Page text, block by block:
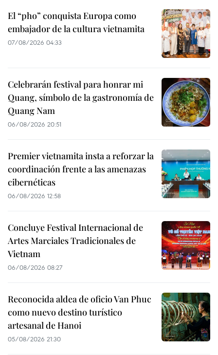
El “pho” conquista Europa como
embajador de la cultura vietnamita
07/08/2026 04:33
Celebrarán festival para honrar mi
Quang, símbolo de la gastronomía de
Quang Nam
06/08/2026 20:51
Premier vietnamita insta a reforzar la
coordinación frente a las amenazas
cibernéticas
06/08/2026 12:58
Concluye Festival Internacional de
Artes Marciales Tradicionales de
Vietnam
06/08/2026 08:27
Reconocida aldea de oficio Van Phuc
como nuevo destino turístico
artesanal de Hanoi
05/08/2026 21:30